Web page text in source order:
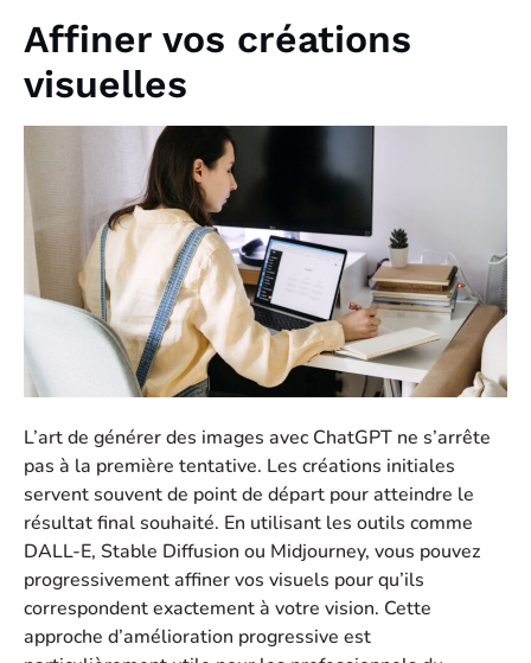
Affiner vos créations
visuelles
L’art de générer des images avec ChatGPT ne s’arrête
pas à la première tentative. Les créations initiales
servent souvent de point de départ pour atteindre le
résultat final souhaité. En utilisant les outils comme
DALL-E, Stable Diffusion ou Midjourney, vous pouvez
progressivement affiner vos visuels pour qu’ils
correspondent exactement à votre vision. Cette
approche d’amélioration progressive est